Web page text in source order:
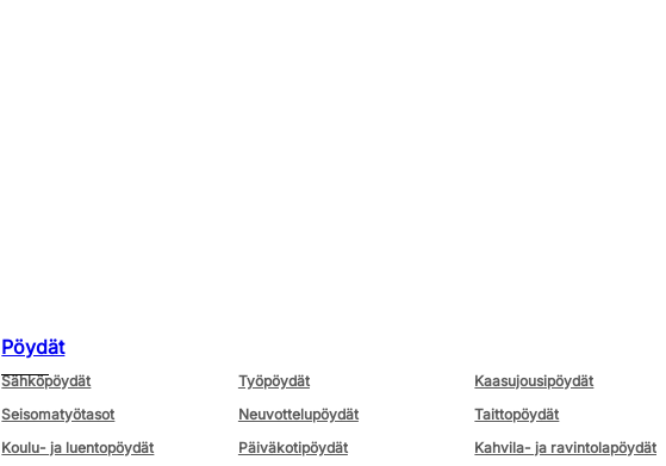
Pöydät
Sähköpöydät Työpöydät
Kaasujousipöydät
Seisomatyötasot
Neuvottelupöydät
Taittopöydät
Koulu- ja luentopöydät
Päiväkotipöydät
Kahvila- ja ravintolapöydät